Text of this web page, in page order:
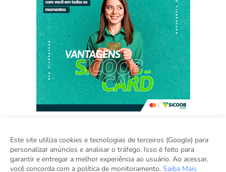
Home Sobre Contato
Sugestão de Pauta
Grupo Inova
Este site utiliza cookies e tecnologias de terceiros (Google) para
personalizar anúncios e analisar o tráfego. Isso é feito para
garantir e entregar a melhor experiência ao usuário. Ao acessar,
você concorda com a política de monitoramento. Saiba Mais